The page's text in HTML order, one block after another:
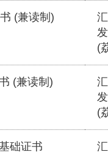
(兼读制)
(
(兼读制)
(
础证书